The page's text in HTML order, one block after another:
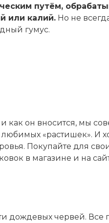
путём,
или калий. Но не
гумус.
как он вносится, мы
«растишек». И
Покупайте для
в магазине и на
дождевых червей.